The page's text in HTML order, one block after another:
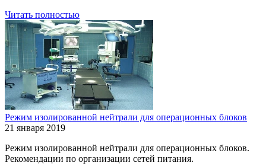
Читать полностью
Режим изолированной нейтрали для операционных блоков
21 января 2019
Режим изолированной нейтрали для операционных блоков.
Рекомендации по организации сетей питания.